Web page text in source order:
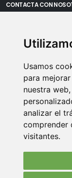
Usamos
para
nuestra
analizar el
comprender
visitantes.
CONTACTA CON
Oficina Vitoria:
Teléfono: 900
Email: